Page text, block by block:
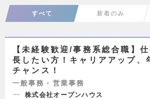
すべて 新着のみ
【未経験歓迎/事務系総合職】
長したい方！キャリアアップ、
チャンス！
一般事務・営業事務
株式会社オープンハウス